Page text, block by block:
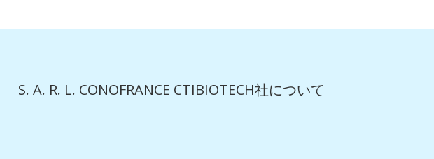
S. A. R. L. CONOFRANCE CTIBIOTECH社について